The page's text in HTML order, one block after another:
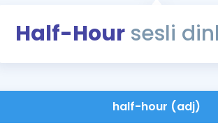
Half-Hour sesli
half-hour (adj)